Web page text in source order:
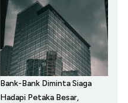
Bank-Bank Diminta Siaga
Hadapi Petaka Besar,